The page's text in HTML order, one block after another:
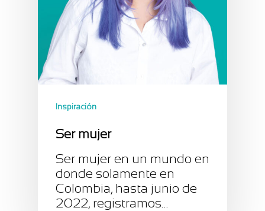
Inspiración
Ser mujer
Ser mujer en un mundo en
donde solamente en
Colombia, hasta junio de
2022, registramos…